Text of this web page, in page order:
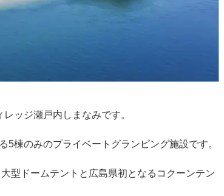
ッジ瀬戸内しまなみです。
棟のみのプライベートグランピング施設です。
型ドームテントと広島県初となるコクーンテン